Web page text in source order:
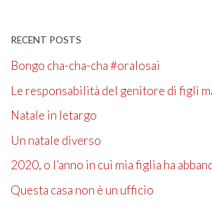
RECENT POSTS
Bongo cha-cha-cha #oralosai
Le responsabilità del genitore di figli
Natale in letargo
Un natale diverso
2020, o l’anno in cui mia figlia ha
Questa casa non è un ufficio